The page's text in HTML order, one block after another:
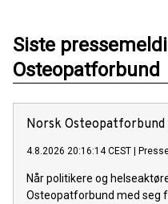
Siste
Osteopatforbund
Norsk
4.8.2026 20:16:14 CEST
Når politikere og
Osteopatforbund med seg